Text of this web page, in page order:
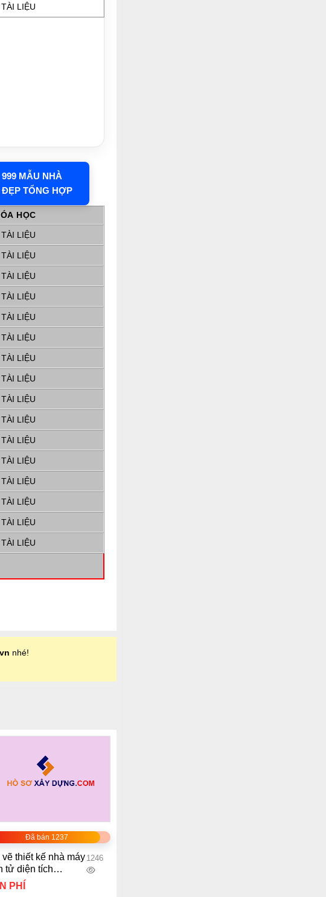
LIỆU
999 MẪU NHÀ
ĐẸP TỔNG HỢP
HỌC
LIỆU
LIỆU
LIỆU
LIỆU
LIỆU
LIỆU
LIỆU
LIỆU
LIỆU
LIỆU
LIỆU
LIỆU
LIỆU
LIỆU
LIỆU
LIỆU
nhé!
Đã bán 1237
vẽ thiết kế nhà máy
tử diện tích
1246
PHÍ